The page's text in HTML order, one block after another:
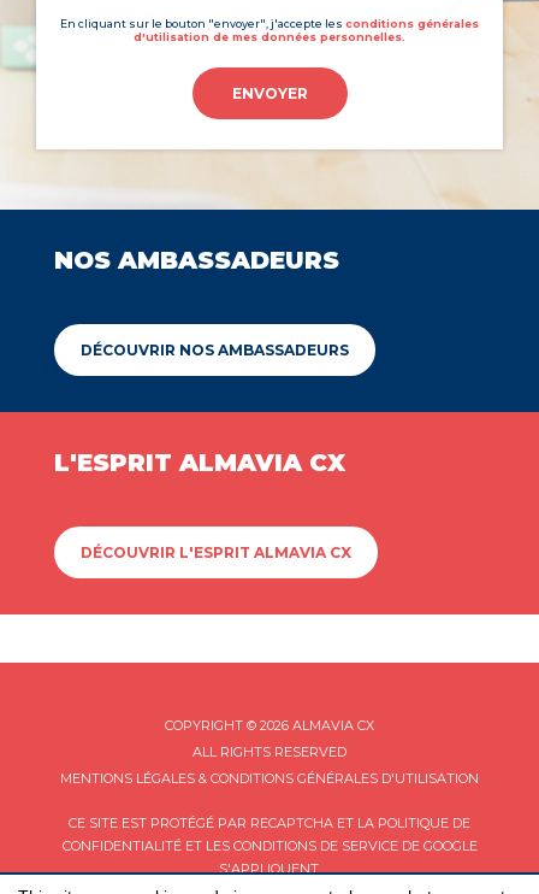
En cliquant sur le bouton "envoyer", j'accepte les conditions générales
d'utilisation de mes données personnelles.
ENVOYER
NOS AMBASSADEURS
DÉCOUVRIR NOS AMBASSADEURS
L'ESPRIT ALMAVIA CX
DÉCOUVRIR L'ESPRIT ALMAVIA CX
COPYRIGHT © 2026 ALMAVIA CX
ALL RIGHTS RESERVED
MENTIONS LÉGALES & CONDITIONS GÉNÉRALES D'UTILISATION
CE SITE EST PROTÉGÉ PAR RECAPTCHA ET LA POLITIQUE DE
CONFIDENTIALITÉET LES CONDITIONS DE SERVICEDE GOOGLE
S'APPLIQUENT.